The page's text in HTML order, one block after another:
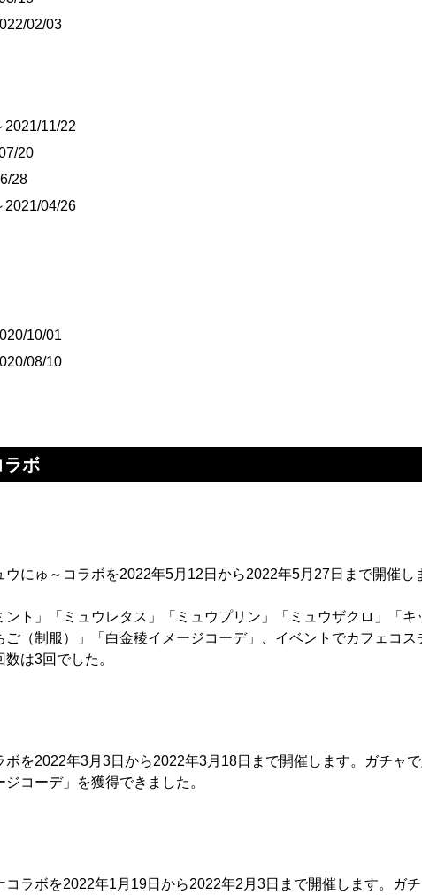
02/03
2021/11/22
20
28
2021/04/26
10/01
08/10
ラボ
にゅ～コラボを2022年5月12日から2022年5月27日まで開催し
ト」「ミュウレタス」「ミュウプリン」「ミュウザクロ」「
（制服）」「白金稜イメージコーデ」、イベントでカフェコス
は3回でした。
ボを2022年3月3日から2022年3月18日まで開催します。ガチャ
コーデ」を獲得できました。
ラボを2022年1月19日から2022年2月3日まで開催します。ガ